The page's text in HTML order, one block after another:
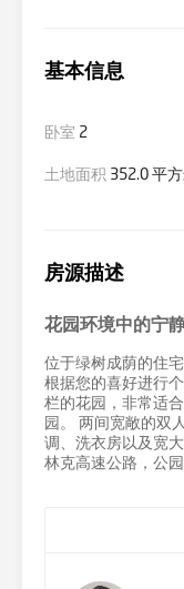
基本信息
卧室 2
土地面积 352.0 平
房源描述
花园环境中的宁
位于绿树成荫的住
根据您的喜好进行
栏的花园，非常适
园。 两间宽敞的双
调、洗衣房以及宽
林克高速公路，公